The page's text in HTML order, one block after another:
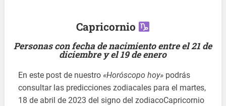
Capricornio
Personas con fecha de nacimiento entre el 21 de
diciembre y el 19 de enero
En este post de nuestro «Horóscopo hoy» podrás
consultar las predicciones zodiacales para el martes,
18 de abril de 2023 del signo del zodiacoCapricornio